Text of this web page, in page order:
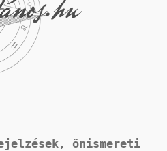
önismereti